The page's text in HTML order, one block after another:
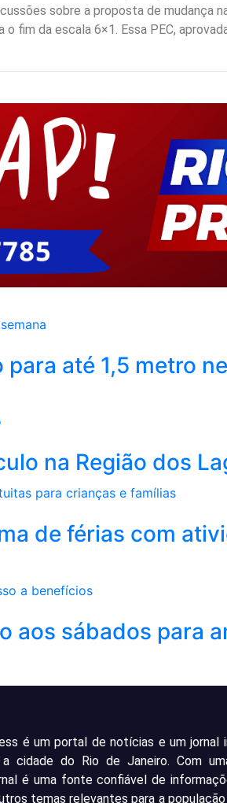
sobre a proposta de mudança
fim da escala 6×1. Essa PEC,
até 1,5 metro
na Região dos
de férias com
aos sábados para
é um portal de notícias e um jornal
cidade do Rio de Janeiro. Com
é uma fonte confiável de
temas relevantes para a